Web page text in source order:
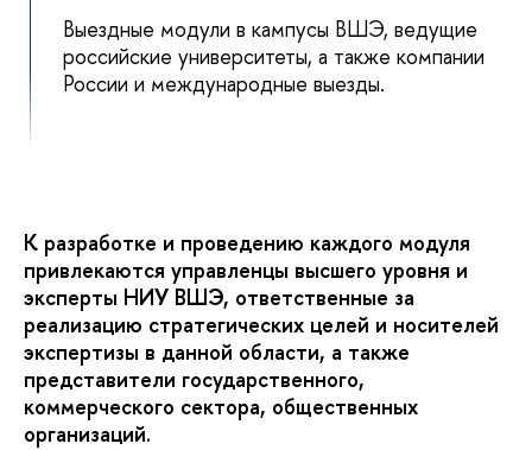
Выездные модули в кампусы ВШЭ, ведущие
российские университеты, а также компании
России и международные выезды.
К разработке и проведению каждого модуля
привлекаются управленцы высшего уровня и
эксперты НИУ ВШЭ, ответственные за
реализацию стратегических целей и носителей
экспертизы в данной области, а также
представители государственного,
коммерческого сектора, общественных
организаций.